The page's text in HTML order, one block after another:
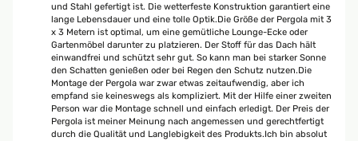
und Stahl gefertigt ist. Die wetterfeste Konstruktion garantiert eine
lange Lebensdauer und eine tolle Optik.Die Größe der Pergola mit 3
x 3 Metern ist optimal, um eine gemütliche Lounge-Ecke oder
Gartenmöbel darunter zu platzieren. Der Stoff für das Dach hält
einwandfrei und schützt sehr gut. So kann man bei starker Sonne
den Schatten genießen oder bei Regen den Schutz nutzen.Die
Montage der Pergola war zwar etwas zeitaufwendig, aber ich
empfand sie keineswegs als kompliziert. Mit der Hilfe einer zweiten
Person war die Montage schnell und einfach erledigt. Der Preis der
Pergola ist meiner Meinung nach angemessen und gerechtfertigt
durch die Qualität und Langlebigkeit des Produkts.Ich bin absolut